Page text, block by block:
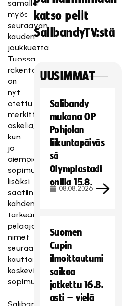
samalla
myös
seuraavan
kauden
joukkuetta.
Tuossa
rakentamisessa
on
nyt
otettu
merkittäviä
askelia,
kun
jo
aiempien
sopimusten
lisäksi
saatiin
kahden
tärkeän
pelaajan
nimet
seuraavaa
kautta
koskeviin
sopimuksiin.
Salibandyliigan
katso pelit
SalibandyTV:stä
UUSIMMAT
Salibandy
mukana OP
Pohjolan
liikuntapäiväs
sä
Olympiastadi
onilla 15.8.
08.08.2026
Suomen
Cupin
ilmoittautumi
saikaa
jatkettu 16.8.
asti – vielä